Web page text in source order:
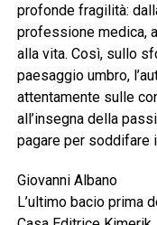
profonde fragilità:
professione medica,
alla vita. Così, sullo
paesaggio umbro,
attentamente sulle
all’insegna della
pagare per soddifare
Giovanni Albano
L’ultimo bacio prima